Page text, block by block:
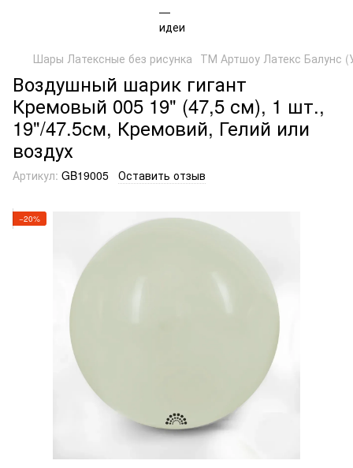
Шары Латексные без рисунка ТМ Артшоу Латекс Балунс
Воздушный шарик гигант
Кремовый 005 19" (47,5 см), 1 шт.,
19"/47.5см, Кремовий, Гелий или
воздух
Артикул: GB19005 Оставить отзыв
−20%